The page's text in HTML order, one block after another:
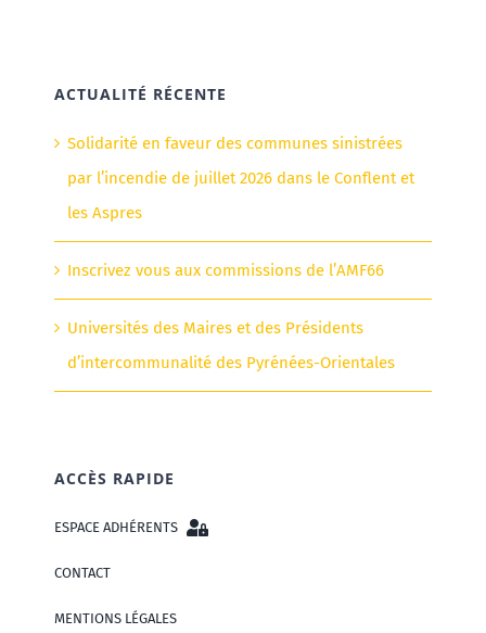
ACTUALITÉ RÉCENTE
Solidarité en faveur des communes sinistrées
par l’incendie de juillet 2026 dans le Conflent et
les Aspres
Inscrivez vous aux commissions de l’AMF66
Universités des Maires et des Présidents
d’intercommunalité des Pyrénées-Orientales
ACCÈS RAPIDE
ESPACE ADHÉRENTS
CONTACT
MENTIONS LÉGALES